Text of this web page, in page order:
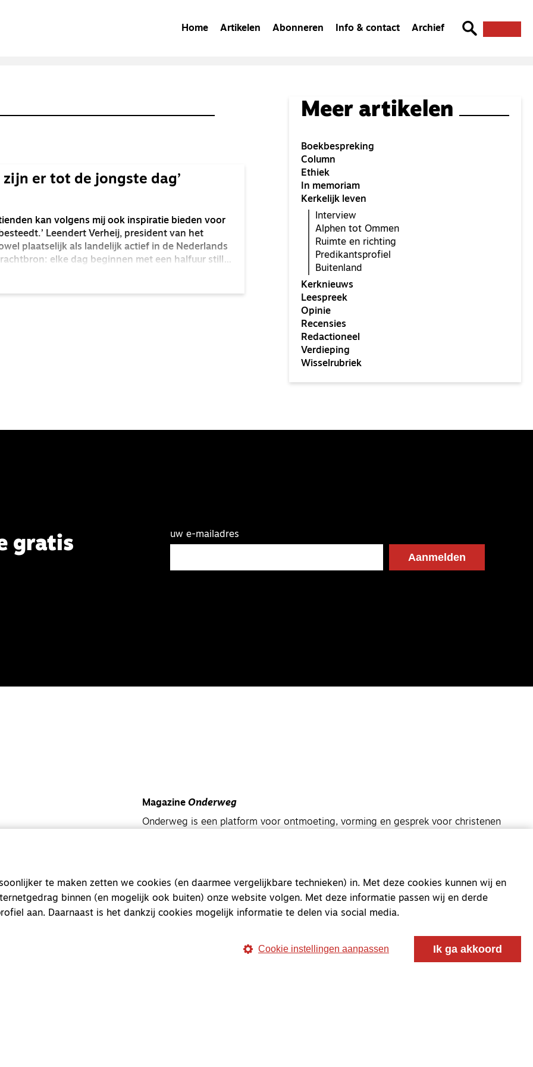
Home Artikelen Abonneren Info & contact Archief
er tot de jongste dag’
kan volgens mij ook inspiratie bieden voor
Leendert Verheij, president van het
plaatselijk als landelijk actief in de Nederlands
elke dag beginnen met een halfuur stille
Meer artikelen
Boekbespreking
Column
Ethiek
In memoriam
Kerkelijk leven
Interview
Alphen tot Ommen
Ruimte en richting
Predikantsprofiel
Buitenland
Kerknieuws
Leespreek
Opinie
Recensies
Redactioneel
Verdieping
Wisselrubriek
gratis
uw e-mailadres
Magazine Onderweg
Onderweg is een platform voor ontmoeting, vorming en gesprek voor christenen
Kvk-nummer 33277063
NL46 INGB 0117 5827 86
te maken zetten we cookies (en daarmee vergelijkbare technieken) in. Met deze cookies kunnen wij en
binnen (en mogelijk ook buiten) onze website volgen. Met deze informatie passen wij en derde
aan. Daarnaast is het dankzij cookies mogelijk informatie te delen via social media.
Cookie instellingen aanpassen Ik ga akkoord